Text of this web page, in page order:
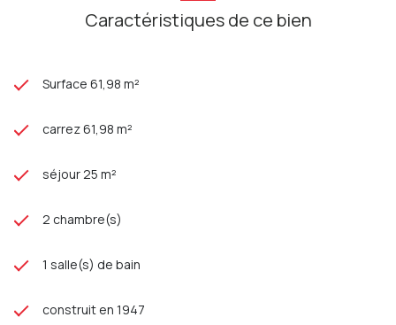
Caractéristiques de ce bien
Surface 61,98 m²
carrez 61,98 m²
séjour 25 m²
2 chambre(s)
1 salle(s) de bain
construit en 1947